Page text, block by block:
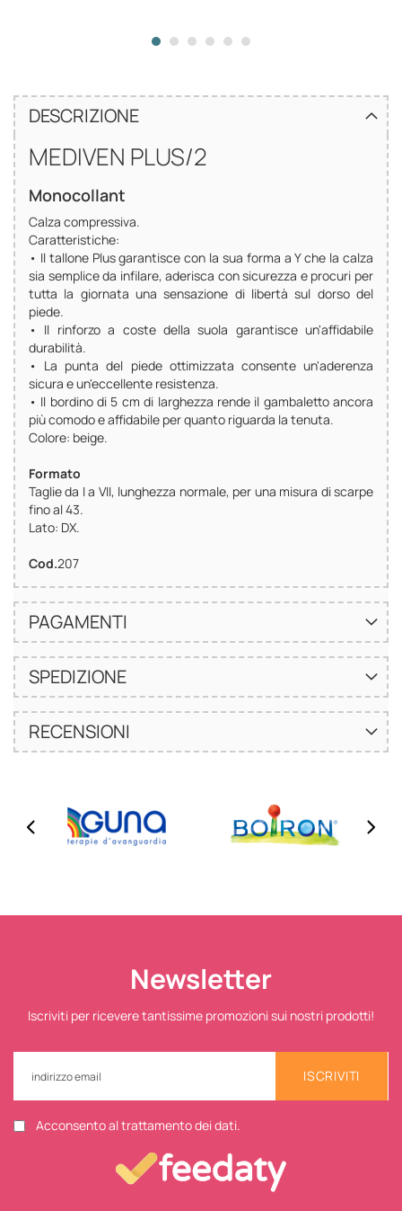
DESCRIZIONE
MEDIVEN PLUS/2
Monocollant
Calza compressiva.
Caratteristiche:
• Il tallone Plus garantisce con la sua forma a Y che la calza
sia semplice da infilare, aderisca con sicurezza e procuri per
tutta la giornata una sensazione di libertà sul dorso del
piede.
• Il rinforzo a coste della suola garantisce un'affidabile
durabilità.
• La punta del piede ottimizzata consente un'aderenza
sicura e un'eccellente resistenza.
• Il bordino di 5 cm di larghezza rende il gambaletto ancora
più comodo e affidabile per quanto riguarda la tenuta.
Colore: beige.
Formato
Taglie da I a VII, lunghezza normale, per una misura di scarpe
fino al 43.
Lato: DX.
Cod.207
PAGAMENTI
SPEDIZIONE
RECENSIONI
Newsletter
Iscriviti per ricevere tantissime promozioni sui nostri prodotti!
ISCRIVITI
Acconsento al trattamento dei dati.